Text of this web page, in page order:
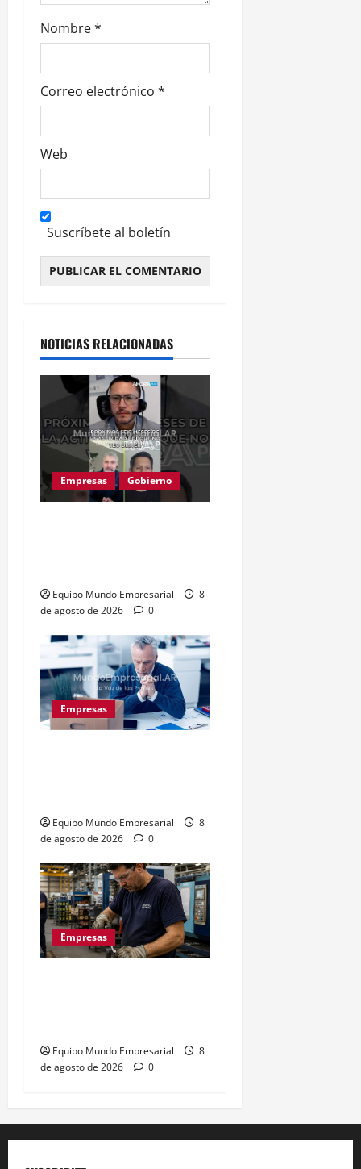
a
s
Nombre*
Correo electrónico *
Web
Suscríbete al boletín
NOTICIAS RELACIONADAS
Empresas Gobierno
Equipo Mundo Empresarial
8
de agosto de 2026
0
Empresas
Equipo Mundo Empresarial
8
de agosto de 2026
0
Empresas
Equipo Mundo Empresarial
8
de agosto de 2026
0